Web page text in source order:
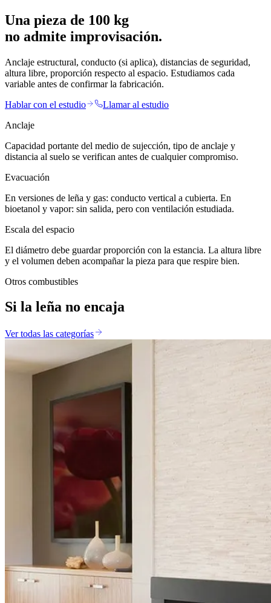
Una pieza de 100 kg
no admite improvisación.
Anclaje estructural, conducto (si aplica), distancias de seguridad,
altura libre, proporción respecto al espacio. Estudiamos cada
variable antes de confirmar la fabricación.
Hablar con el estudio
Llamar al estudio
Anclaje
Capacidad portante del medio de sujección, tipo de anclaje y
distancia al suelo se verifican antes de cualquier compromiso.
Evacuación
En versiones de leña y gas: conducto vertical a cubierta. En
bioetanol y vapor: sin salida, pero con ventilación estudiada.
Escala del espacio
El diámetro debe guardar proporción con la estancia. La altura libre
y el volumen deben acompañar la pieza para que respire bien.
Otros combustibles
Si la leña no encaja
Ver todas las categorías